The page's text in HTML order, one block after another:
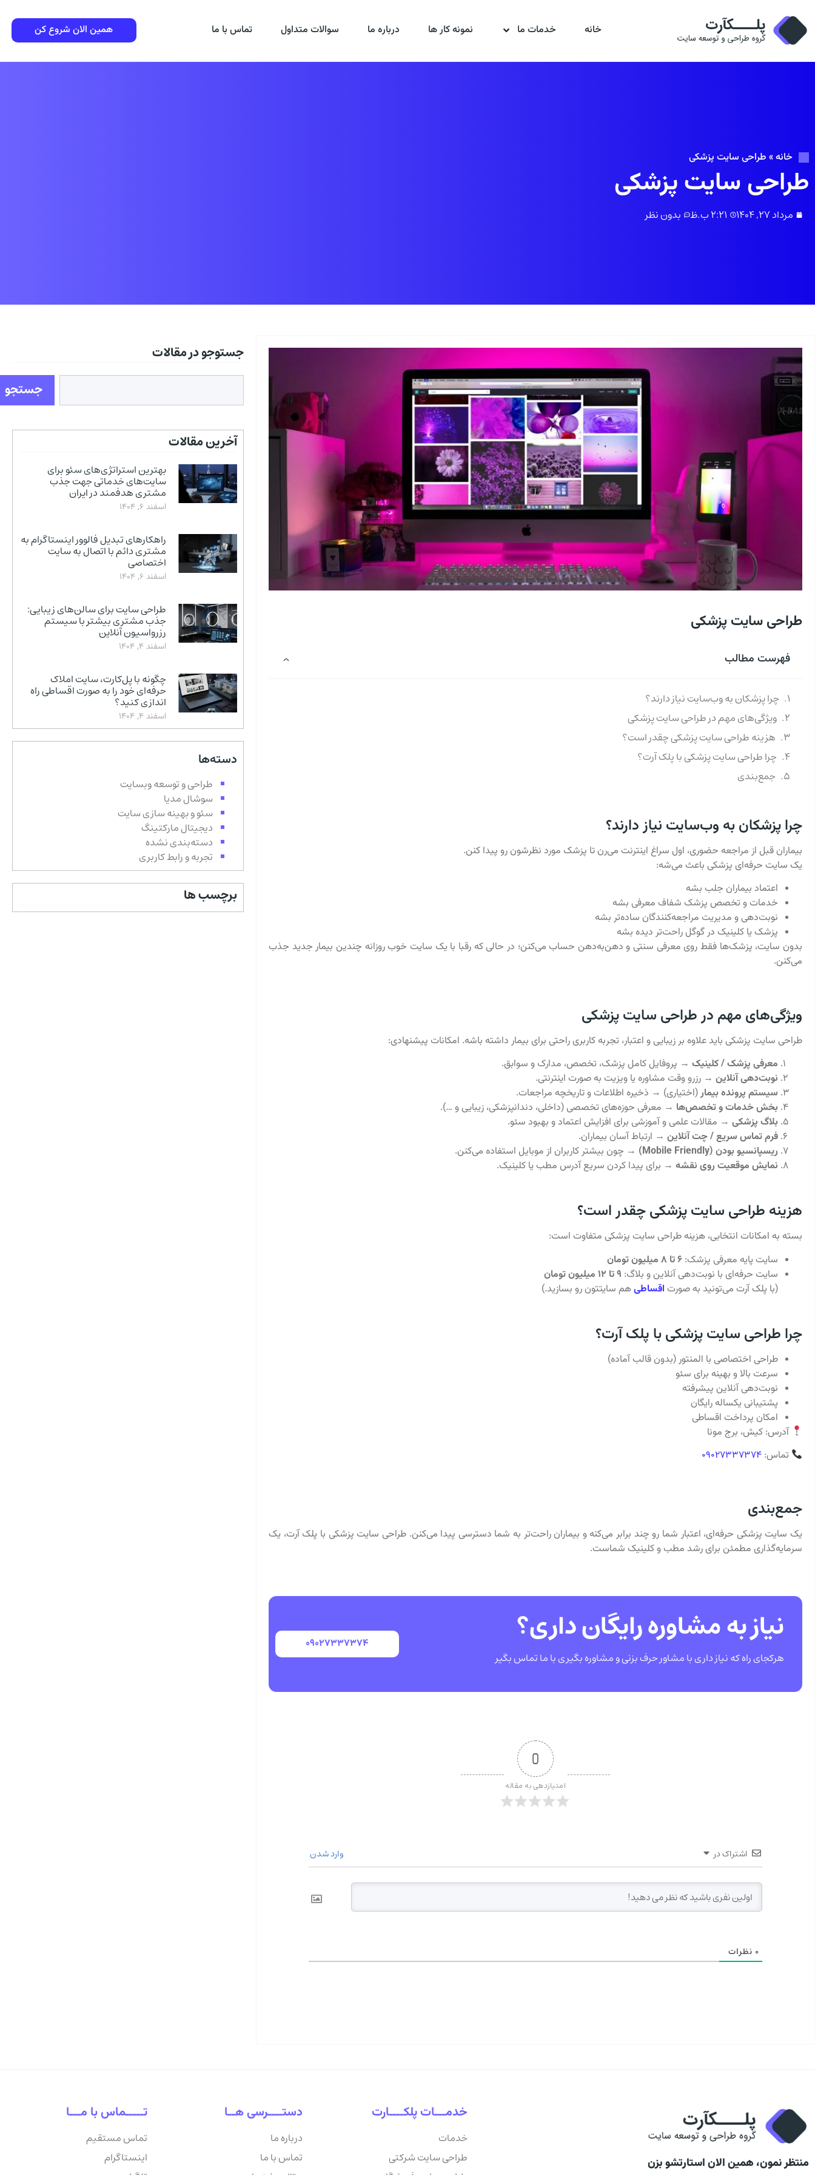
خانه خدمات ما نمونه کار ها درباره ما سوالات متداول تماس با ما همین الان شروع کن
خانه» طراحی سایت پزشکی
طراحی سایت پزشکی
مرداد 27, 1404 2:21 ب.ظ بدون نظر
طراحی سایت پزشکی
فهرست مطالب
چرا پزشکان به وب‌سایت نیاز دارند؟
ویژگی‌های مهم در طراحی سایت پزشکی
هزینه طراحی سایت پزشکی چقدر است؟
چرا طراحی سایت پزشکی با پلک آرت؟
جمع‌بندی
چرا پزشکان به وب‌سایت نیاز دارند؟
بیماران قبل از مراجعه حضوری، اول سراغ اینترنت می‌رن تا پزشک مورد نظرشون رو پیدا کنن.
یک سایت حرفه‌ای پزشکی باعث می‌شه:
اعتماد بیماران جلب بشه
خدمات و تخصص پزشک شفاف معرفی بشه
نوبت‌دهی و مدیریت مراجعه‌کنندگان ساده‌تر بشه
پزشک یا کلینیک در گوگل راحت‌تر دیده بشه
بدون سایت، پزشک‌ها فقط روی معرفی سنتی و دهن‌به‌دهن حساب می‌کنن؛ در حالی که رقبا با یک سایت خوب روزانه چندین بیمار جدید جذب
می‌کنن.
ویژگی‌های مهم در طراحی سایت پزشکی
طراحی سایت پزشکی باید علاوه بر زیبایی و اعتبار، تجربه کاربری راحتی برای بیمار داشته باشه. امکانات پیشنهادی:
معرفی پزشک / کلینیک → پروفایل کامل پزشک، تخصص، مدارک و سوابق.
نوبت‌دهی آنلاین → رزرو وقت مشاوره یا ویزیت به صورت اینترنتی.
سیستم پرونده بیمار(اختیاری) → ذخیره اطلاعات و تاریخچه مراجعات.
بخش خدمات و تخصص‌ها → معرفی حوزه‌های تخصصی (داخلی، دندانپزشکی، زیبایی و …).
بلاگ پزشکی → مقالات علمی و آموزشی برای افزایش اعتماد و بهبود سئو.
فرم تماس سریع / چت آنلاین → ارتباط آسان بیماران.
ریسپانسیو بودن (Mobile Friendly)
→ چون بیشتر کاربران از موبایل استفاده می‌کنن.
نمایش موقعیت روی نقشه → برای پیدا کردن سریع آدرس مطب یا کلینیک.
هزینه طراحی سایت پزشکی چقدر است؟
بسته به امکانات انتخابی، هزینه طراحی سایت پزشکی متفاوت است:
سایت پایه معرفی پزشک: ۶ تا ۸ میلیون تومان
سایت حرفه‌ای با نوبت‌دهی آنلاین و بلاگ: ۹ تا ۱۲ میلیون تومان
(با پلک آرت می‌تونید به صورت اقساطیهم سایتتون رو بسازید.)
چرا طراحی سایت پزشکی با پلک آرت؟
طراحی اختصاصی با المنتور (بدون قالب آماده)
سرعت بالا و بهینه برای سئو
نوبت‌دهی آنلاین پیشرفته
پشتیبانی یکساله رایگان
امکان پرداخت اقساطی
آدرس: کیش، برج مونا
تماس:۰۹۰۲۷۳۳۷۳۷۴
جمع‌بندی
یک سایت پزشکی حرفه‌ای، اعتبار شما رو چند برابر می‌کنه و بیماران راحت‌تر به شما دسترسی پیدا می‌کنن. طراحی سایت پزشکی با پلک آرت، یک
سرمایه‌گذاری مطمئن برای رشد مطب و کلینیک شماست.
نیاز به مشاوره رایگان داری؟
هرکجای راه که نیاز داری با مشاور حرف بزنی و مشاوره بگیری با ما تماس بگیر
۰۹۰۲۷۳۳۷۳۷۴
0
امتیازدهی به مقاله
اشتراک در وارد شدن
0 نظرات
جستوجو در مقالات
جستجو
آخرین مقالات
بهترین استراتژی‌های سئو برای
سایت‌های خدماتی جهت جذب
مشتری هدفمند در ایران
اسفند 6, 1404
راهکارهای تبدیل فالوور اینستاگرام به
مشتری دائم با اتصال به سایت
اختصاصی
اسفند 6, 1404
طراحی سایت برای سالن‌های زیبایی:
جذب مشتری بیشتر با سیستم
رزرواسیون آنلاین
اسفند 4, 1404
چگونه با پل‌کارت، سایت املاک
حرفه‌ای خود را به صورت اقساطی راه
اندازی کنید؟
اسفند 4, 1404
دسته‌ها
طراحی و توسعه وبسایت
سوشال مدیا
سئو و بهینه سازی سایت
دیجیتال مارکتینگ
دسته‌بندی نشده
تجربه و رابط کاربری
برچسب ها
منتظر نمون، همین الان استارتشو بزن
خدمـــات پلکــــارت
خدمات
طراحی سایت شرکتی
دستــــرسی هــا
درباره ما
تماس با ما
تـــــماس با مـــا
تماس مستقیم
اینستاگرام